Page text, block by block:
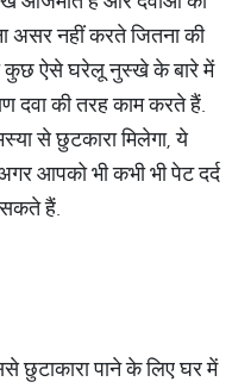
असर नहीं करते जितना की
कुछ ऐसे घरेलू नुस्खे के बारे में
दवा की तरह काम करते हैं.
से छुटकारा मिलेगा, ये
आपको भी कभी भी पेट दर्द
सकते हैं.
छुटाकारा पाने के लिए घर में